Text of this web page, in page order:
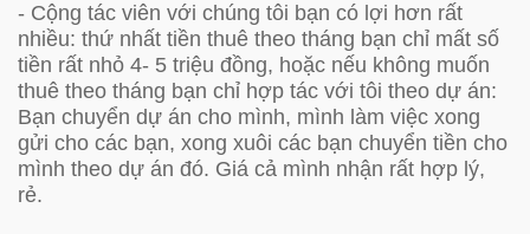
- Cộng tác viên với chúng tôi bạn có lợi hơn rất
nhiều: thứ nhất tiền thuê theo tháng bạn chỉ mất số
tiền rất nhỏ 4- 5 triệu đồng, hoặc nếu không muốn
thuê theo tháng bạn chỉ hợp tác với tôi theo dự án:
Bạn chuyển dự án cho mình, mình làm việc xong
gửi cho các bạn, xong xuôi các bạn chuyển tiền cho
mình theo dự án đó. Giá cả mình nhận rất hợp lý,
rẻ.